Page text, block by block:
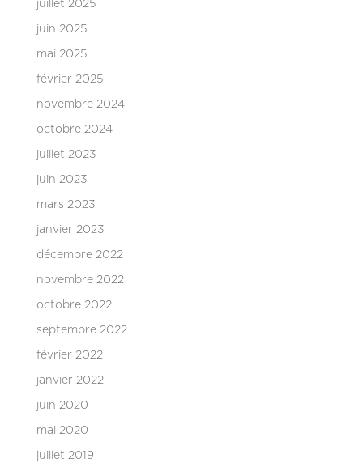
juillet 2025
juin 2025
mai 2025
février 2025
novembre 2024
octobre 2024
juillet 2023
juin 2023
mars 2023
janvier 2023
décembre 2022
novembre 2022
octobre 2022
septembre 2022
février 2022
janvier 2022
juin 2020
mai 2020
juillet 2019